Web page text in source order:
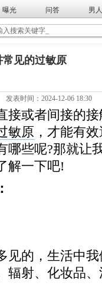
曝光 问答 男人
谱 营养
常见的过敏原
发表时间：2024-12-06 18:30
或者间接的接
敏原 ，才能有
哪些呢?那就让
解一下吧!
的，生活中我
辐射、化妆品